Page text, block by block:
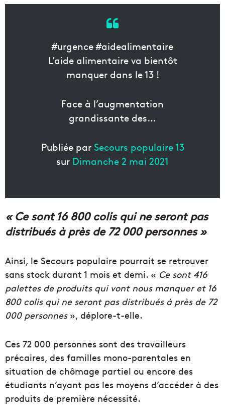
#urgence #aidealimentaire
L’aide alimentaire va bientôt
manquer dans le 13 !
Face à l’augmentation
grandissante des…
Publiée parSecours populaire 13
sur Dimanche 2 mai 2021
« Ce sont 16 800 colis qui ne seront pas
distribués à près de 72 000 personnes »
Ainsi, le Secours populaire pourrait se retrouver
sans stock durant 1 mois et demi. « Ce sont 416
palettes de produits qui vont nous manquer et 16
800 colis qui ne seront pas distribués à près de 72
000 personnes», déplore-t-elle.
Ces 72 000 personnes sont des travailleurs
précaires, des familles mono-parentales en
situation de chômage partiel ou encore des
étudiants n’ayant pas les moyens d’accéder à des
produits de première nécessité.